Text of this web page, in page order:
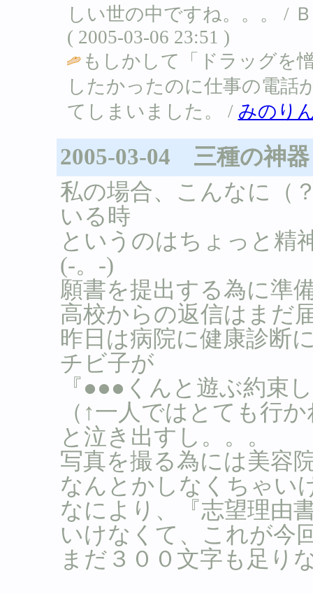
しい世の中ですね。。。 /
( 2005-03-06 23:51 )
もしかして「ドラッグを
したかったのに仕事の電話
てしまいました。 / みのり
2005-03-04 三種の神器
私の場合、こんなに（
いる時
というのはちょっと精
(-。-)
願書を提出する為に準
高校からの返信はまだ
昨日は病院に健康診断
チビ子が
『●●●くんと遊ぶ約束
（↑一人ではとても行
と泣き出すし。。。
写真を撮る為には美容
なんとかしなくちゃい
なにより、『志望理由
いけなくて、これが今
まだ３００文字も足り